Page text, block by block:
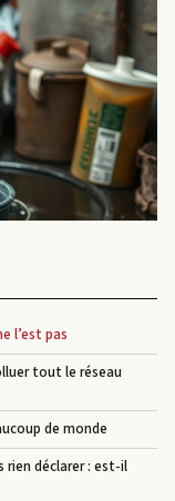
l’est pas
tout le réseau
de monde
rien déclarer : est-il